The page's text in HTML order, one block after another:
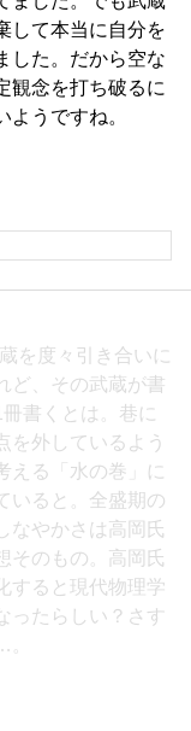
して本当に自分を
した。だから空な
観念を打ち破るに
うですね。
を度々引き合いに
ど、その武蔵が書
書くとは。巷に
を外しているよう
える「水の巻」に
いると。全盛期の
なやかさは高岡氏
そのもの。高岡氏
すると現代物理学
たらしい？さす